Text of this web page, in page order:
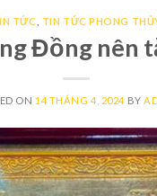
TỨC TIN TỨC PHONG
Đồng nên
ON 14 THÁNG 4, 2024 BY